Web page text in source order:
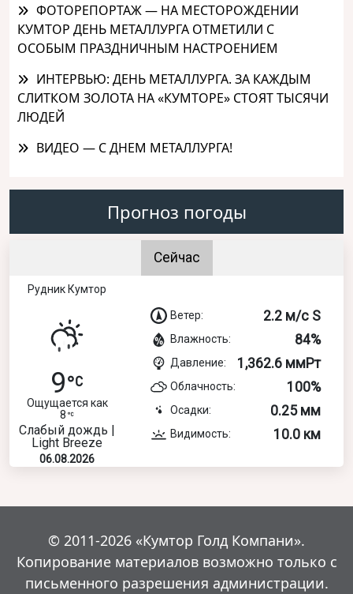
ФОТОРЕПОРТАЖ — НА МЕСТОРОЖДЕНИИ
КУМТОР ДЕНЬ МЕТАЛЛУРГА ОТМЕТИЛИ С
ОСОБЫМ ПРАЗДНИЧНЫМ НАСТРОЕНИЕМ
ИНТЕРВЬЮ: ДЕНЬ МЕТАЛЛУРГА. ЗА КАЖДЫМ
СЛИТКОМ ЗОЛОТА НА «КУМТОРЕ» СТОЯТ ТЫСЯЧИ
ЛЮДЕЙ
ВИДЕО — С ДНЕМ МЕТАЛЛУРГА!
Прогноз погоды
Сейчас
Рудник Кумтор
9
Ощущается как
8
Слабый дождь |
Light Breeze
06.08.2026
Ветер: 2.2 м/с S
Влажность: 84%
Давление: 1,362.6 ммРт
Облачность: 100%
Осадки: 0.25 мм
Видимость: 10.0 км
© 2011-2026 «Кумтор Голд Компани».
Копирование материалов возможно только с
письменного разрешения администрации.